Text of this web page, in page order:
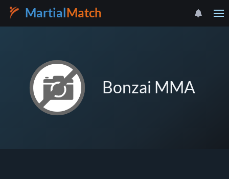
Martial Match
Bonzai MMA